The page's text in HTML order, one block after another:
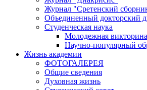
Журнал "Сретенский
Объединенный докторский
Студенческая наука
Молодежная
Научно-популярный
Жизнь академии
ФОТОГАЛЕРЕЯ
Общие сведения
Духовная жизнь